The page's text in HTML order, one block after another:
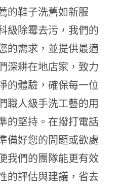
的鞋子洗舊如新服
級除霉去污，我們的
的需求，並提供最適
深耕在地店家，致力
的體驗，確保每一位
職人級手洗工藝的用
的堅持。在撥打電話
備好您的問題或欲處
我們的團隊能更有效
的評估與建議，省去